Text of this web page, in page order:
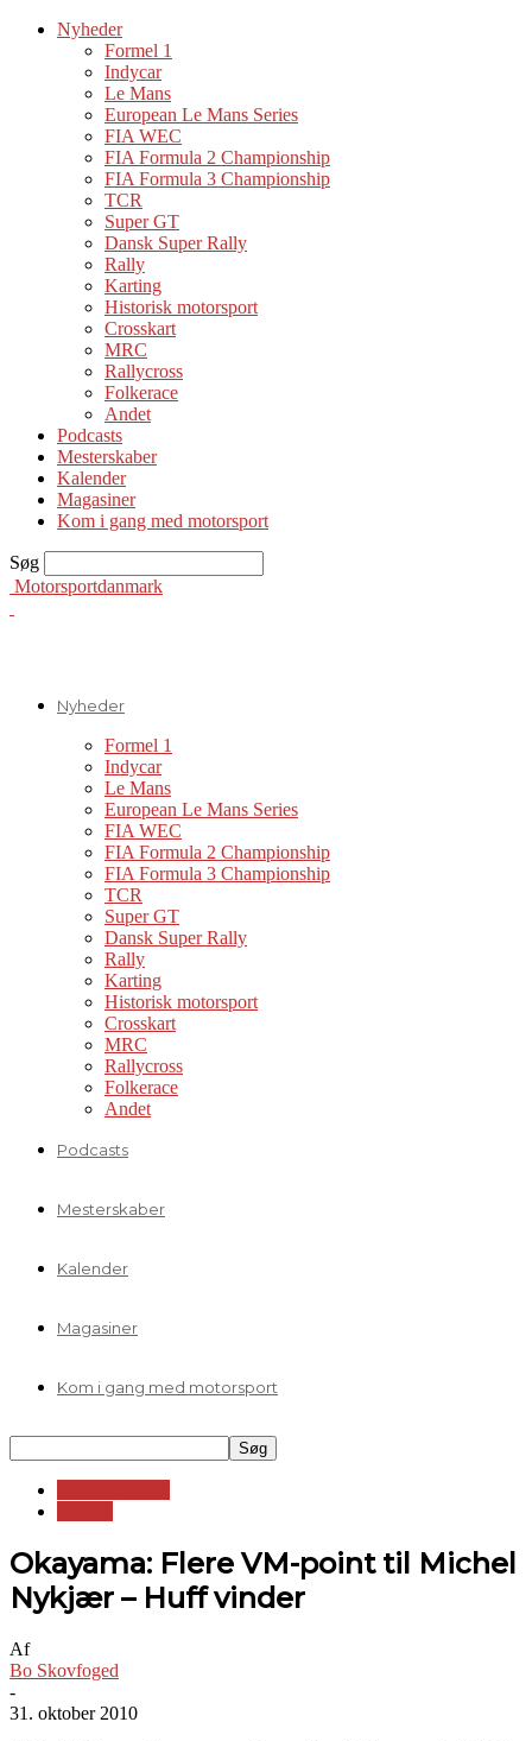
Nyheder
Formel 1
Indycar
Le Mans
European Le Mans Series
FIA WEC
FIA Formula 2 Championship
FIA Formula 3 Championship
TCR
Super GT
Dansk Super Rally
Rally
Karting
Historisk motorsport
Crosskart
MRC
Rallycross
Folkerace
Andet
Podcasts
Mesterskaber
Kalender
Magasiner
Kom i gang med motorsport
Søg
Motorsportdanmark
Nyheder
Formel 1
Indycar
Le Mans
European Le Mans Series
FIA WEC
FIA Formula 2 Championship
FIA Formula 3 Championship
TCR
Super GT
Dansk Super Rally
Rally
Karting
Historisk motorsport
Crosskart
MRC
Rallycross
Folkerace
Andet
Podcasts
Mesterskaber
Kalender
Magasiner
Kom i gang med motorsport
Okayama: Flere VM-point til Michel
Nykjær – Huff vinder
Af
Bo Skovfoged
-
31. oktober 2010